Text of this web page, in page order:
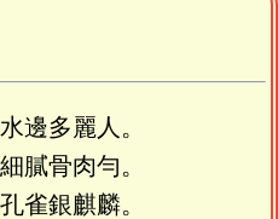
邊多麗人。
膩骨肉勻。
雀銀麒麟。